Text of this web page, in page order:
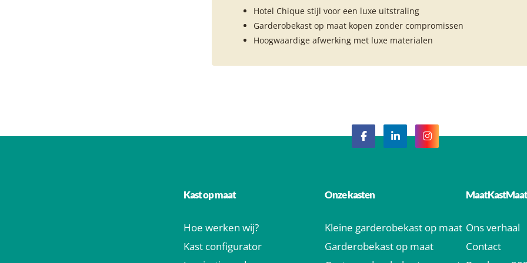
Hotel Chique stijl voor een luxe uitstraling
Garderobekast op maat kopen zonder compromissen
Hoogwaardige afwerking met luxe materialen
Kast op maat
Hoe werken wij?
Kast configurator
Onze kasten
Kleine garderobekast op maat
Garderobekast op maat
MaatKastMaat
Ons verhaal
Contact